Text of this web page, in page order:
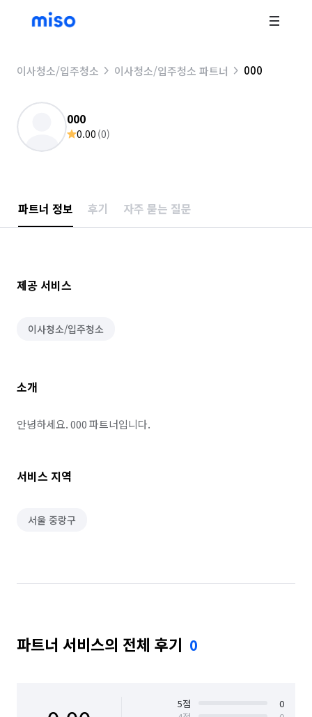
이사청소/입주청소 이사청소/입주청소 파트너 000
000
0.00 (0)
파트너 정보 후기 자주 묻는 질문
제공 서비스
이사청소/입주청소
소개
안녕하세요. 000 파트너입니다.
서비스 지역
서울 중랑구
파트너 서비스의 전체 후기 0
5점
0